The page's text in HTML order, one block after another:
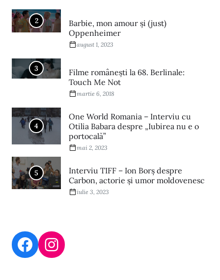
2
Barbie, mon amour și (just)
Oppenheimer
august 1, 2023
3
Filme româneşti la 68. Berlinale:
Touch Me Not
martie 6, 2018
4
One World Romania – Interviu cu
Otilia Babara despre „Iubirea nu e o
portocală”
mai 2, 2023
5
Interviu TIFF – Ion Borș despre
Carbon, actorie și umor moldovenesc
iulie 3, 2023